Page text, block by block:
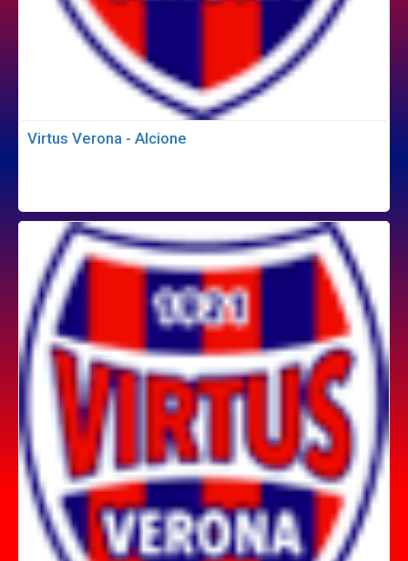
Virtus Verona - Alcione